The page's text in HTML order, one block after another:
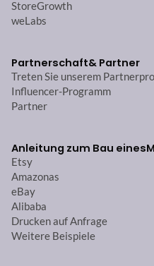
StoreGrowth
weLabs
Partnerschaft& Partner
Treten Sie unserem
Influencer-Programm
Partner
Anleitung zum Bau eines
Etsy
Amazonas
eBay
Alibaba
Drucken auf Anfrage
Weitere Beispiele